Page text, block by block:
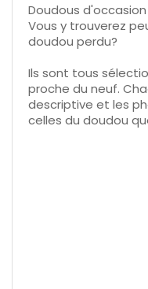
Doudous d'occasion
Vous y trouverez
doudou perdu?
Ils sont tous
proche du neuf.
descriptive et les
celles du doudou